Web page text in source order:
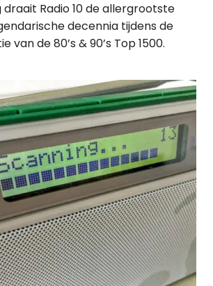
Radio 10 de allergrootste
decennia tijdens de
van de 80’s & 90’s Top 1500.